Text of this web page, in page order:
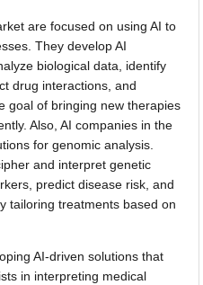
are focused on using AI to
They develop AI
biological data, identify
drug interactions, and
goal of bringing new therapies
Also, AI companies in the
for genomic analysis.
and interpret genetic
predict disease risk, and
tailoring treatments based on
AI-driven solutions that
in interpreting medical